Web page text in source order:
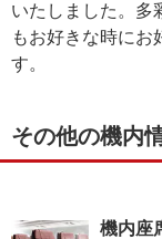
いたしました。多
もお好きな時にお
す。
その他の機内
機内座